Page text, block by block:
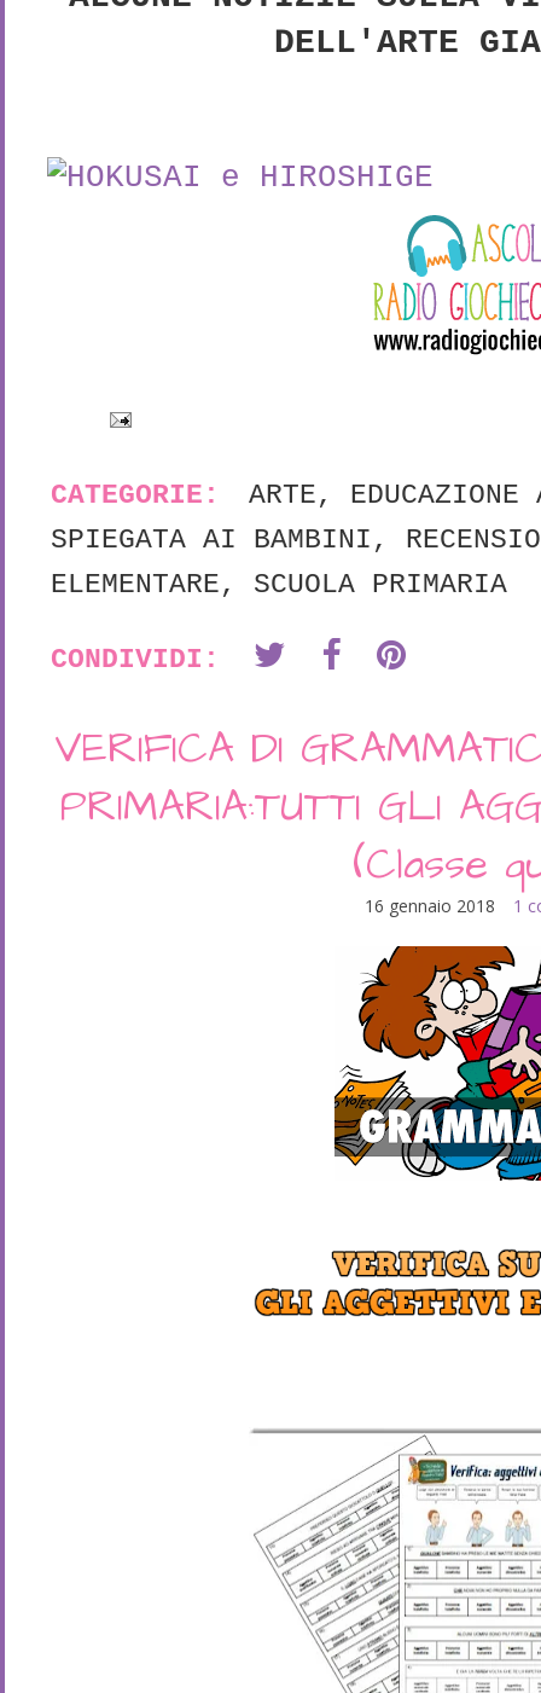
DELL'ARTE
CATEGORIE: ARTE,
SPIEGATA AI BAMBINI,
ELEMENTARE, SCUOLA PRIMARIA
CONDIVIDI:
VERIFICA DI
PRIMARIA:TUTTI GLI
(Classe
16 gennaio 2018 1